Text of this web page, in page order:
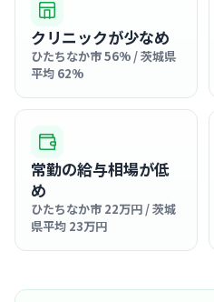
クリニックが少なめ
ひたちなか市 56% / 茨城県
平均 62%
常勤の給与相場が低
め
ひたちなか市 22万円 / 茨城
県平均 23万円